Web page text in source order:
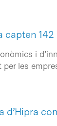
capten
i
per les